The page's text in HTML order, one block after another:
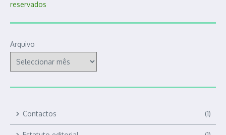
Arquivo
Contactos (1)